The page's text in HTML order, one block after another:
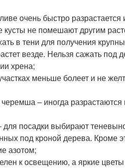
очень быстро
кусты не помешают другим
в тени для получения
везде. Нельзя сажать
хрена;
меньше болеет и не
– иногда
для посадки выбирают
под кроной дерева. Кроме
азотом;
к освещению, а яркие